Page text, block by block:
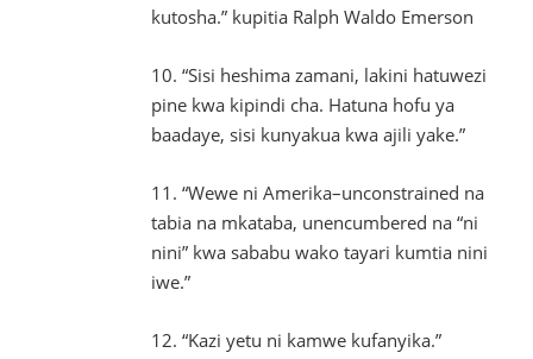
kutosha.” kupitia Ralph Waldo Emerson
10. “Sisi heshima zamani, lakini hatuwezi
pine kwa kipindi cha. Hatuna hofu ya
baadaye, sisi kunyakua kwa ajili yake.”
11. “Wewe ni Amerika–unconstrained na
tabia na mkataba, unencumbered na “ni
nini” kwa sababu wako tayari kumtia nini
iwe.”
12. “Kazi yetu ni kamwe kufanyika.”